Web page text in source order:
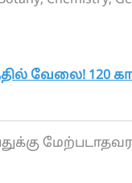
வேலை! 120